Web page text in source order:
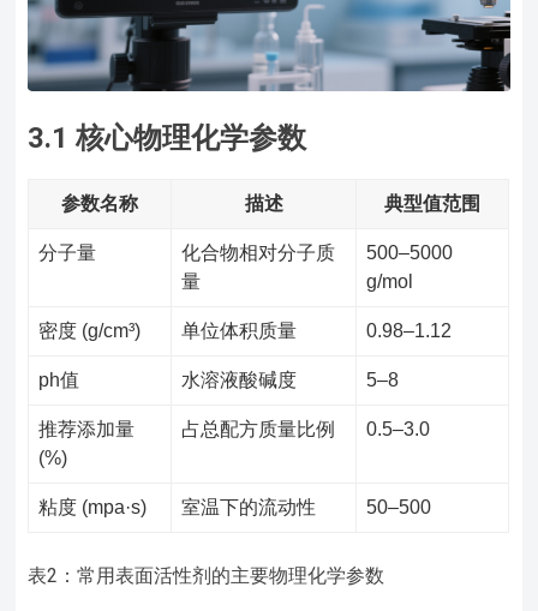
3.1 核心物理化学参数
参数名称 描述 典型值范围
分子量
化合物相对分子质
量
500–5000
g/mol
密度 (g/cm³) 单位体积质量 0.98–1.12
ph值 水溶液酸碱度 5–8
推荐添加量
(%)
占总配方质量比例 0.5–3.0
粘度 (mpa·s) 室温下的流动性 50–500
表2：常用表面活性剂的主要物理化学参数